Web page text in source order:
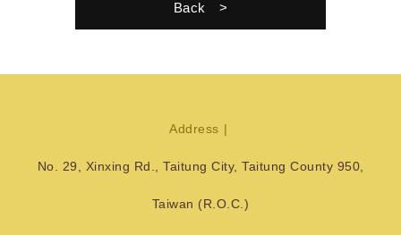
Back
Address
No. 29, Xinxing Rd., Taitung City, Taitung County 950,
Taiwan (R.O.C.)